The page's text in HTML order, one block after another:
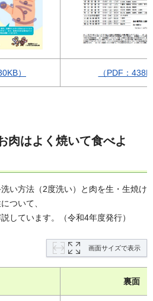
） （PDF：
肉はよく焼いて食べよ
い方法（2度洗い）と肉を生・生焼け
ついて、
しています。（令和4年度発行）
画面サイズで表示
裏面